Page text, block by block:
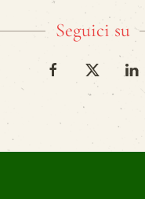
Seguici su